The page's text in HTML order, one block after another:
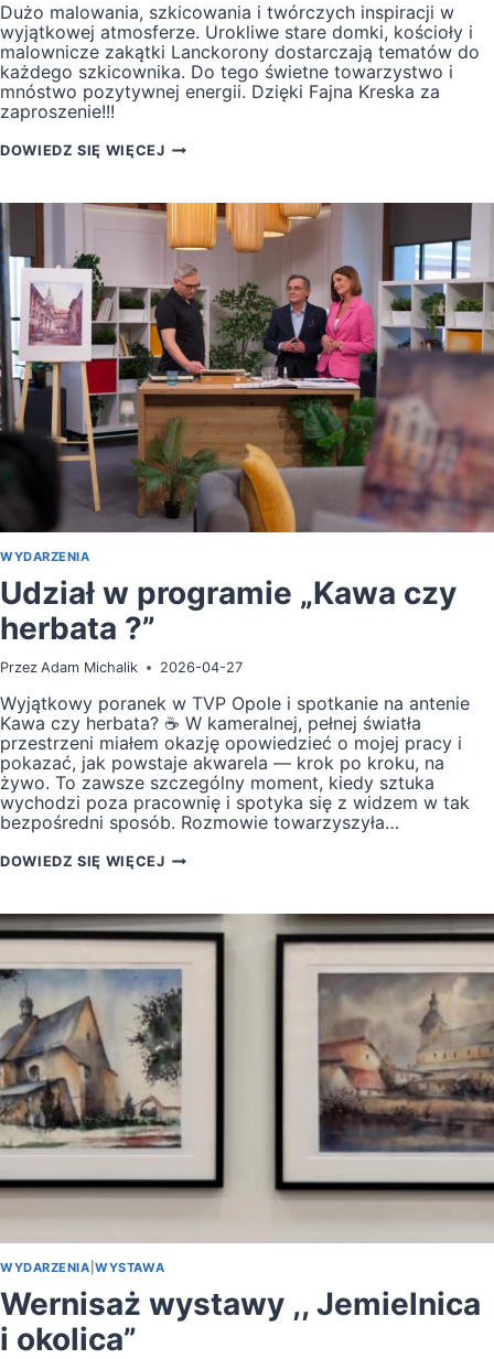
Dużo malowania, szkicowania i twórczych inspiracji w
wyjątkowej atmosferze. Urokliwe stare domki, kościoły i
malownicze zakątki Lanckorony dostarczają tematów do
każdego szkicownika. Do tego świetne towarzystwo i
mnóstwo pozytywnej energii. Dzięki Fajna Kreska za
zaproszenie!!!
DOWIEDZ SIĘ WIĘCEJPLENER
WYDARZENIA
Udział w programie „Kawa czy
herbata ?”
Przez Adam Michalik 2026-04-27
Wyjątkowy poranek w TVP Opole i spotkanie na antenie
Kawa czy herbata? ☕ W kameralnej, pełnej światła
przestrzeni miałem okazję opowiedzieć o mojej pracy i
pokazać, jak powstaje akwarela — krok po kroku, na
żywo. To zawsze szczególny moment, kiedy sztuka
wychodzi poza pracownię i spotyka się z widzem w tak
bezpośredni sposób. Rozmowie towarzyszyła…
DOWIEDZ SIĘ WIĘCEJUDZIAŁ
CZY
HERBATA
?”
WYDARZENIA |WYSTAWA
Wernisaż wystawy ,, Jemielnica
i okolica”